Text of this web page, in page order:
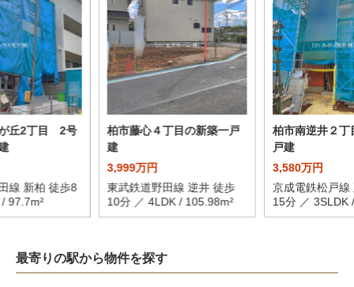
丘2丁目 2号
線 新柏 徒歩8
97.7m²
柏市藤心４丁目の新築一戸
建
3,999万円
東武鉄道野田線 逆井 徒歩
10分 ／ 4LDK / 105.98m²
柏市南逆井２丁
戸建
3,580万円
京成電鉄松戸線
15分 ／ 3SLDK
最寄りの駅から物件を探す